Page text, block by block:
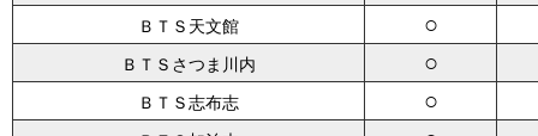
ＢＴＳ天文館 ○
ＢＴＳさつま川内 ○
ＢＴＳ志布志 ○